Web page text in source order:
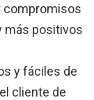
compromisos
más positivos
y fáciles de
cliente de